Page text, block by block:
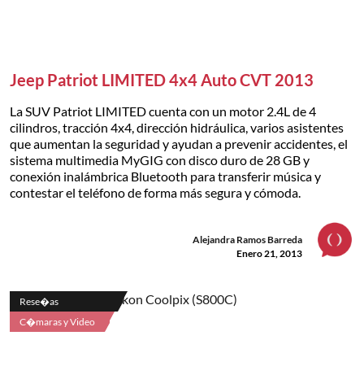
Jeep Patriot LIMITED 4x4 Auto CVT 2013
La SUV Patriot LIMITED cuenta con un motor 2.4L de 4
cilindros, tracción 4x4, dirección hidráulica, varios asistentes
que aumentan la seguridad y ayudan a prevenir accidentes, el
sistema multimedia MyGIG con disco duro de 28 GB y
conexión inalámbrica Bluetooth para transferir música y
contestar el teléfono de forma más segura y cómoda.
Alejandra Ramos Barreda
Enero 21, 2013
Rese�as
C�maras y Video